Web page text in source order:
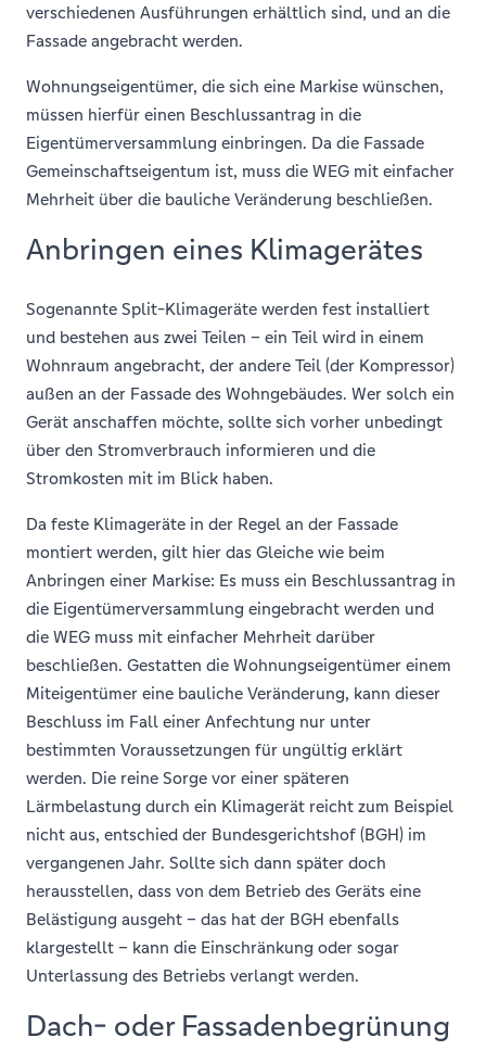
verschiedenen Ausführungen erhältlich sind, und an die
Fassade angebracht werden.
Wohnungseigentümer, die sich eine Markise wünschen,
müssen hierfür einen Beschlussantrag in die
Eigentümerversammlung einbringen. Da die Fassade
Gemeinschaftseigentum ist, muss die WEG mit einfacher
Mehrheit über die bauliche Veränderung beschließen.
Anbringen eines Klimagerätes
Sogenannte Split-Klimageräte werden fest installiert
und bestehen aus zwei Teilen – ein Teil wird in einem
Wohnraum angebracht, der andere Teil (der Kompressor)
außen an der Fassade des Wohngebäudes. Wer solch ein
Gerät anschaffen möchte, sollte sich vorher unbedingt
über den Stromverbrauch informieren und die
Stromkosten mit im Blick haben.
Da feste Klimageräte in der Regel an der Fassade
montiert werden, gilt hier das Gleiche wie beim
Anbringen einer Markise: Es muss ein Beschlussantrag in
die Eigentümerversammlung eingebracht werden und
die WEG muss mit einfacher Mehrheit darüber
beschließen. Gestatten die Wohnungseigentümer einem
Miteigentümer eine bauliche Veränderung, kann dieser
Beschluss im Fall einer Anfechtung nur unter
bestimmten Voraussetzungen für ungültig erklärt
werden. Die reine Sorge vor einer späteren
Lärmbelastung durch ein Klimagerät reicht zum Beispiel
nicht aus, entschied der Bundesgerichtshof (BGH) im
vergangenen Jahr. Sollte sich dann später doch
herausstellen, dass von dem Betrieb des Geräts eine
Belästigung ausgeht – das hat der BGH ebenfalls
klargestellt – kann die Einschränkung oder sogar
Unterlassung des Betriebs verlangt werden.
Dach- oder Fassadenbegrünung